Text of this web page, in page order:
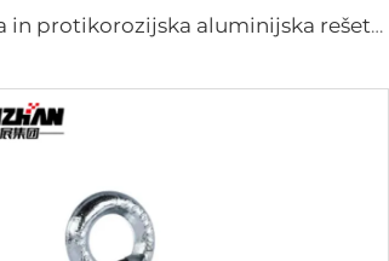
Lahka in protikorozijska aluminijska rešetnica za dekoracijo dogodkov, prikaz rešetnice za svatobno osvetlitev, toplo prodajano